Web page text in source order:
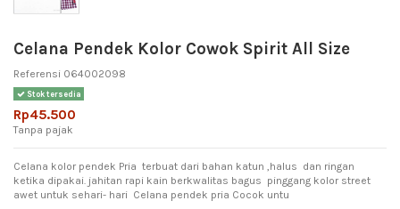
Celana Pendek Kolor Cowok Spirit All Size
Referensi 064002098
Stok tersedia
Rp45.500
Tanpa pajak
Celana kolor pendek Pria terbuat dari bahan katun ,halus dan ringan
ketika dipakai. jahitan rapi kain berkwalitas bagus pinggang kolor street
awet untuk sehari- hari Celana pendek pria Cocok untu